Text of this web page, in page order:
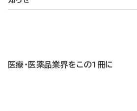
医療・医薬品業界をこの1冊に